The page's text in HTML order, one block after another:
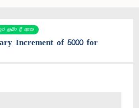
ලබා දී ඇත
Increment of 5000 for